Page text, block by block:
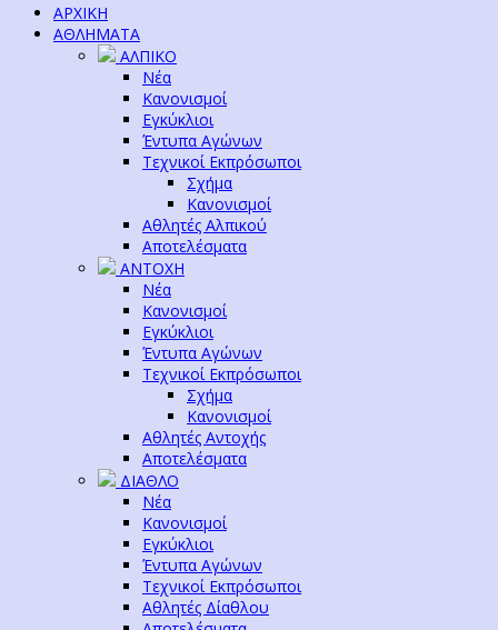
ΑΡΧΙΚΗ
ΑΘΛΗΜΑΤΑ
ΑΛΠΙΚΟ
Νέα
Κανονισμοί
Εγκύκλιοι
Έντυπα Αγώνων
Τεχνικοί Εκπρόσωποι
Σχήμα
Κανονισμοί
Αθλητές Αλπικού
Αποτελέσματα
ΑΝΤΟΧΗ
Νέα
Κανονισμοί
Εγκύκλιοι
Έντυπα Αγώνων
Τεχνικοί Εκπρόσωποι
Σχήμα
Κανονισμοί
Αθλητές Αντοχής
Αποτελέσματα
ΔΙΑΘΛΟ
Νέα
Κανονισμοί
Εγκύκλιοι
Έντυπα Αγώνων
Τεχνικοί Εκπρόσωποι
Αθλητές Δίαθλου